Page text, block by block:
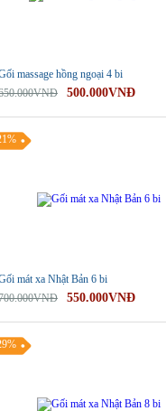
massage hồng ngoại 4 bi
500.000VNĐ
mát xa Nhật Bản 6 bi
550.000VNĐ